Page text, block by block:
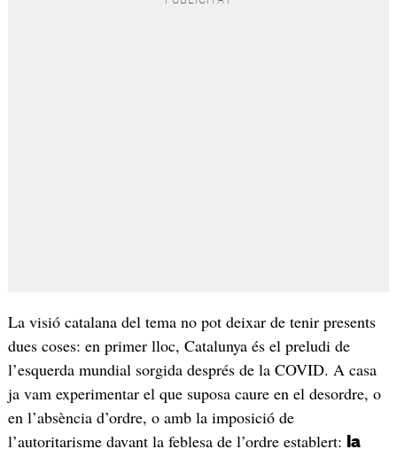
La visió catalana del tema no pot deixar de tenir presents
dues coses: en primer lloc, Catalunya és el preludi de
l’esquerda mundial sorgida després de la COVID. A casa
ja vam experimentar el que suposa caure en el desordre, o
en l’absència d’ordre, o amb la imposició de
l’autoritarisme davant la feblesa de l’ordre establert:
la